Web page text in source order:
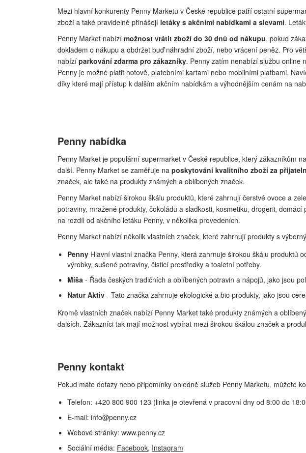
Mezi hlavní konkurenty Penny Marketu v České republice patří ostatní
zboží a také pravidelně přinášejí letáky s akčními nabídkami a slevami.
Penny Market nabízí možnost vrátit zboží do 30 dnů od nákupu, pokud
dokladem o nákupu a obdržet buď náhradní zboží, nebo vrácení peněz. Pro
nabízí parkování zdarma pro zákazníky. Penny zatím nenabízí službu online
Penny je možné platit hotově, platebními kartami nebo mobilními platbami.
díky které mají přístup k dalším akčním nabídkám a výhodnějším cenám na
Penny nabídka
Penny Market je populární supermarket v České republice, který zákazníkům
další. Penny Market se zaměřuje na poskytování kvalitního zboží za
značek, ale také na produkty známých a oblíbených značek.
Penny Market nabízí širokou škálu produktů, které zahrnují čerstvé ovoce a
potraviny, mražené produkty, čokoládu a sladkosti, kosmetiku, drogerii,
na rozdíl od akčního letáku Penny, v několika provedeních.
Penny Market nabízí několik vlastních značek, které zahrnují produkty s
Penny Hlavní vlastní značka Penny, která zahrnuje širokou škálu produktů
výrobky, sušené potraviny, čisticí prostředky a toaletní potřeby.
Míša - Řada českých tradičních a oblíbených potravin a nápojů, jako jsou
Natur Aktiv - Tato značka zahrnuje ekologické a bio produkty, jako jsou
Kromě vlastních značek nabízí Penny Market také produkty známých a
dalších. Zákazníci tak mají možnost vybírat mezi širokou škálou značek a
Penny kontakt
Pokud máte dotazy nebo připomínky ohledně služeb Penny Marketu, můžete
Telefon: +420 800 900 123 (linka je otevřená v pracovní dny od 8:00 do
E-mail: info@penny.cz
Webové stránky: www.penny.cz
Sociální média: Facebook, Instagram